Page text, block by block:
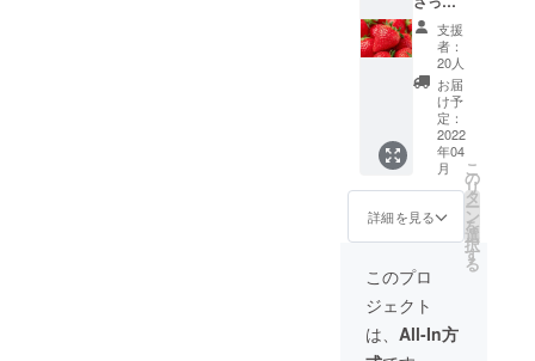
がござ
いま
す。ご
了承く
ださ
い。 ※
店舗で
お受取
りの場
合は備
て『店
頭受取
ご記入
くださ
い。
オープ
ン後、
のもの
を使
用。 ス
イーツ
と関係
ない食
材の使
用や食
材が無
駄にな
なもの
に関し
断りを
させて
いただ
く場合
に、そ
こから
ご感想
をいた
だき、
改良し
たもの
をメ
ニュー
として1
か月販
売させ
す。 完
名分提
供しま
す。 ※
いちご
が動か
ないよ
うに気
を使っ
て梱包
はして
おりま
すが、
完熟し
たいち
いただ
きます
ので多
少の擦
れや潰
皆様に
・化学
農薬を
使わな
い完熟
いちご
4パッ
ク (送
料込み)
・ポス
トカー
ドにて
心をこ
めたお
礼の
メッ
セージ
をいち
支援
者：
20人
お届
け予
定：
2022
年04
月
詳細を見る
こ
の
リ
タ
ー
ン
を
選
択
す
る
このプロ
ジェクト
は、 All-In方